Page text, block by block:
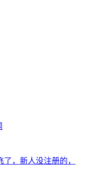
了，新人没注册的，